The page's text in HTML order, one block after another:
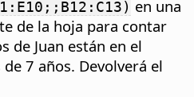
en una
de la hoja para contar
de Juan están en el
7 años. Devolverá el